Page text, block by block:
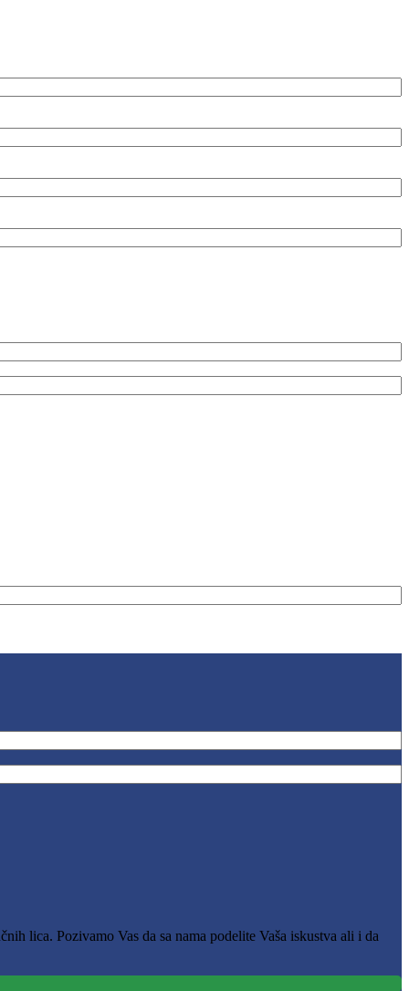
lica. Pozivamo Vas da sa nama podelite Vaša iskustva ali i da